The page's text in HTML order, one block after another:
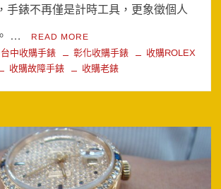
手錶不再僅是計時工具，更象徵個人
… READ MORE
台中收購手錶 彰化收購手錶
收購ROLEX
收購故障手錶 收購老錶